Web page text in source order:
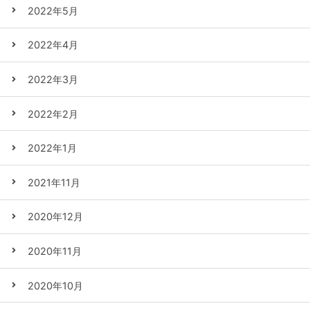
2022年5月
2022年4月
2022年3月
2022年2月
2022年1月
2021年11月
2020年12月
2020年11月
2020年10月